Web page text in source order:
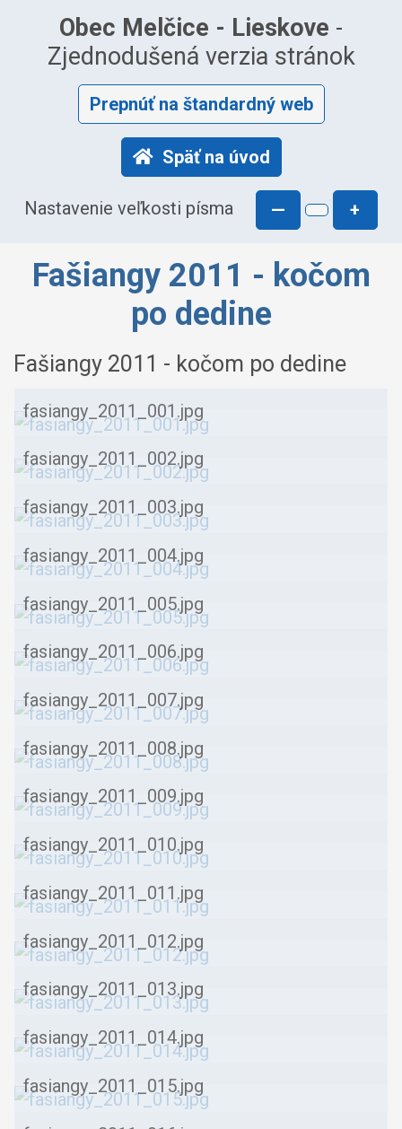
Obec Melčice - Lieskove -
Zjednodušená verzia stránok
Prepnúť na štandardný web
Späť na úvod
Nastavenie veľkosti písma — +
Fašiangy 2011 - kočom
po dedine
Fašiangy 2011 - kočom po dedine
fasiangy_2011_001.jpg
fasiangy_2011_002.jpg
fasiangy_2011_003.jpg
fasiangy_2011_004.jpg
fasiangy_2011_005.jpg
fasiangy_2011_006.jpg
fasiangy_2011_007.jpg
fasiangy_2011_008.jpg
fasiangy_2011_009.jpg
fasiangy_2011_010.jpg
fasiangy_2011_011.jpg
fasiangy_2011_012.jpg
fasiangy_2011_013.jpg
fasiangy_2011_014.jpg
fasiangy_2011_015.jpg